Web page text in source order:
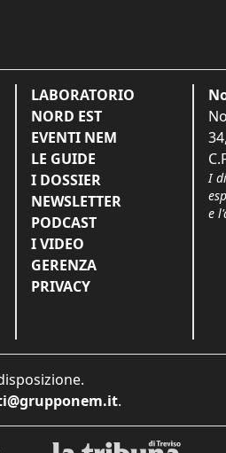
LABORATORIO
NORD EST
EVENTI NEM
LE GUIDE
I DOSSIER
NEWSLETTER
PODCAST
I VIDEO
GERENZA
PRIVACY
I
e
.